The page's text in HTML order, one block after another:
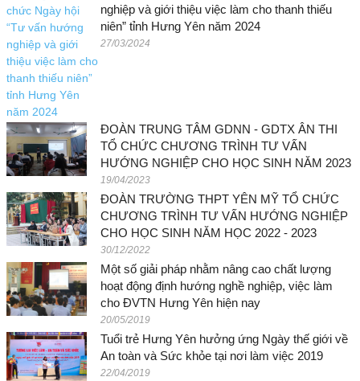
nghiệp và giới thiệu việc làm cho thanh thiếu
niên” tỉnh Hưng Yên năm 2024
27/03/2024
ĐOÀN TRUNG TÂM GDNN - GDTX ÂN THI
TỔ CHỨC CHƯƠNG TRÌNH TƯ VẤN
HƯỚNG NGHIỆP CHO HỌC SINH NĂM 2023
19/04/2023
ĐOÀN TRƯỜNG THPT YÊN MỸ TỔ CHỨC
CHƯƠNG TRÌNH TƯ VẤN HƯỚNG NGHIỆP
CHO HỌC SINH NĂM HỌC 2022 - 2023
30/12/2022
Một số giải pháp nhằm nâng cao chất lượng
hoạt động định hướng nghề nghiệp, việc làm
cho ĐVTN Hưng Yên hiện nay
20/05/2019
Tuổi trẻ Hưng Yên hưởng ứng Ngày thế giới về
An toàn và Sức khỏe tại nơi làm việc 2019
22/04/2019